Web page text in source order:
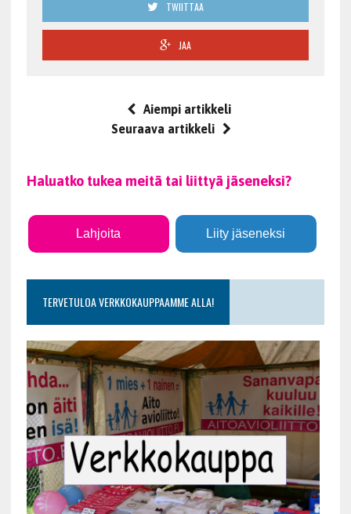
TWIITTAA
JAA
Aiempi artikkeli
Seuraava artikkeli
Haluatko tukea meitä tai liittyä jäseneksi?
Lahjoita Liity jäseneksi
TERVETULOA VERKKOKAUPPAAMME ALLA!